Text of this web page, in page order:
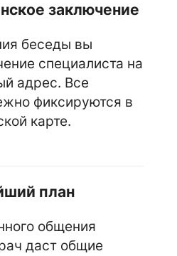
заключение
беседы вы
специалиста на
адрес. Все
фиксируются в
карте.
план
общения
даст общие